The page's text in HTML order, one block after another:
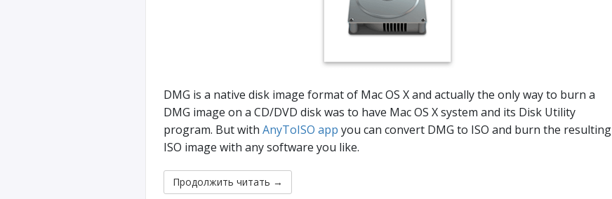
DMG is a native disk image format of Mac OS X and actually the only way to burn a
DMG image on a CD/DVD disk was to have Mac OS X system and its Disk Utility
program. But with AnyToISO app you can convert DMG to ISO and burn the resulting
ISO image with any software you like.
Продолжить читать →